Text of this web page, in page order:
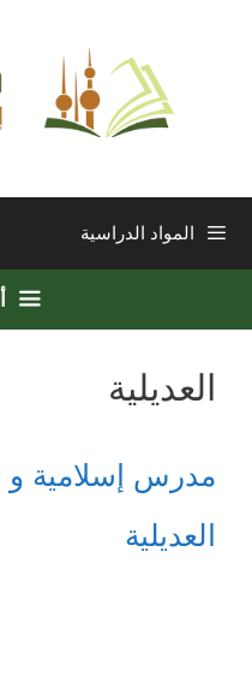
المواد الدراسية
العديلية
مدرس إسلامية
العديلية